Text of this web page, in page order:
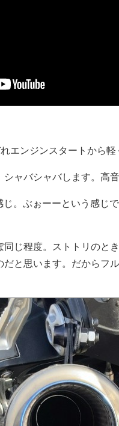
エンジンスタートから軽
ャバシャバします。高音
じ。ぶぉーーという感じ
じ程度。ストトリのと
と思います。だからフ